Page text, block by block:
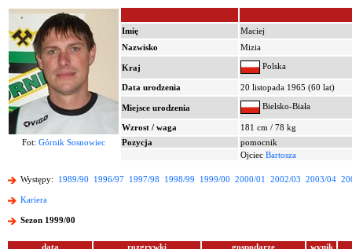
Imię
Maciej
Nazwisko
Mizia
Kraj Polska
Data urodzenia 20 listopada 1965 (60 lat)
Miejsce urodzenia Bielsko-Biała
Wzrost / waga
181 cm / 78 kg
Fot: Górnik Sosnowiec Pozycja
pomocnik
Ojciec Bartosza
Występy: 1989/90 1996/97 1997/98 1998/99 1999/00 2000/01 2002/03 2003/04
Kariera
Sezon 1999/00
data rozgrywki gospodarze
wynik